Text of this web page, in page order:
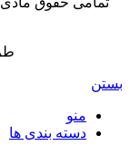
بستن
منو
دسته بندی ها